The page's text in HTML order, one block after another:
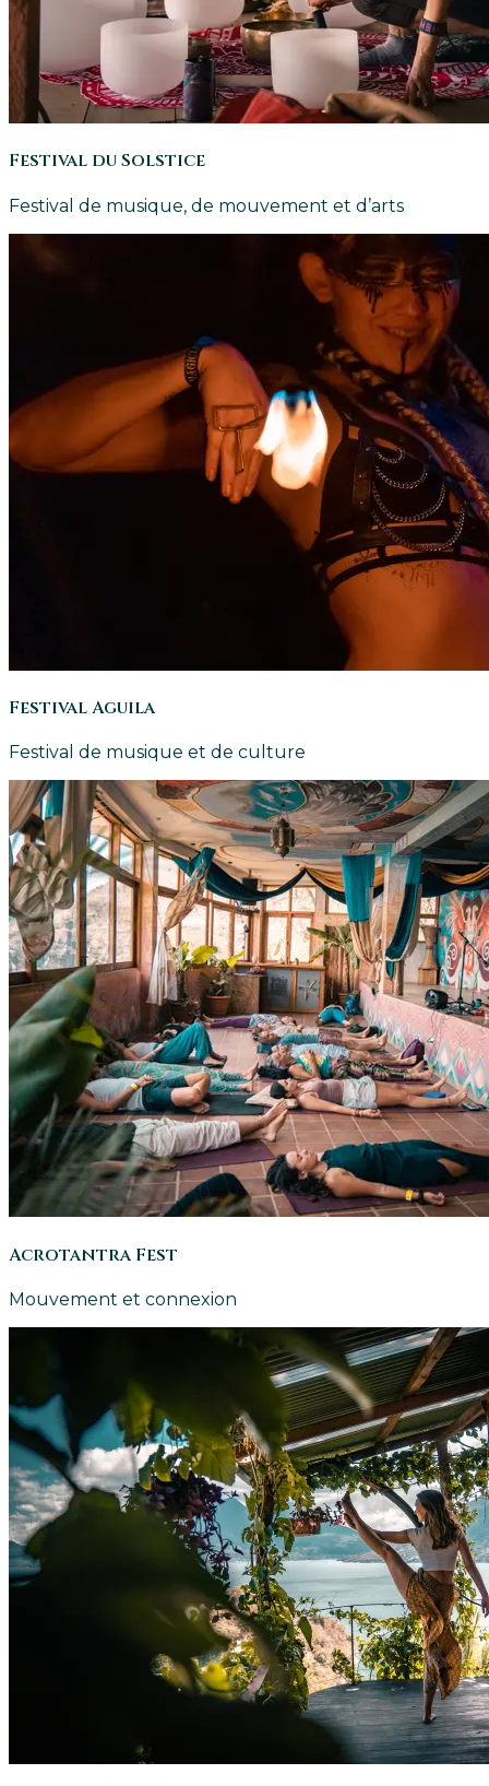
Festival du Solstice
Festival de musique, de mouvement et d’arts
Festival Aguila
Festival de musique et de culture
Acrotantra Fest
Mouvement et connexion